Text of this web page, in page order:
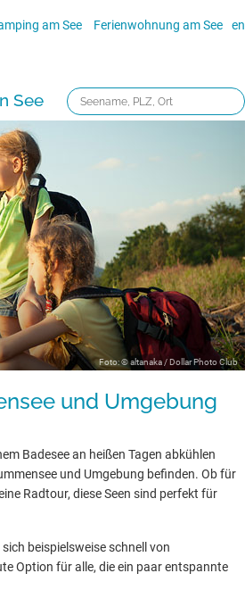
am See Ferienwohnung am See en
See
Foto: © altanaka / Dollar Photo Club
und Umgebung
Badesee an heißen Tagen abkühlen
und Umgebung befinden. Ob für
Radtour, diese Seen sind perfekt für
beispielsweise schnell von
Option für alle, die ein paar entspannte